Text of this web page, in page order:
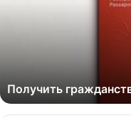
Получить